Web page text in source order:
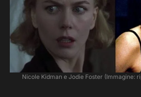
Nicole Kidman e Jodie Foster (Immagine: